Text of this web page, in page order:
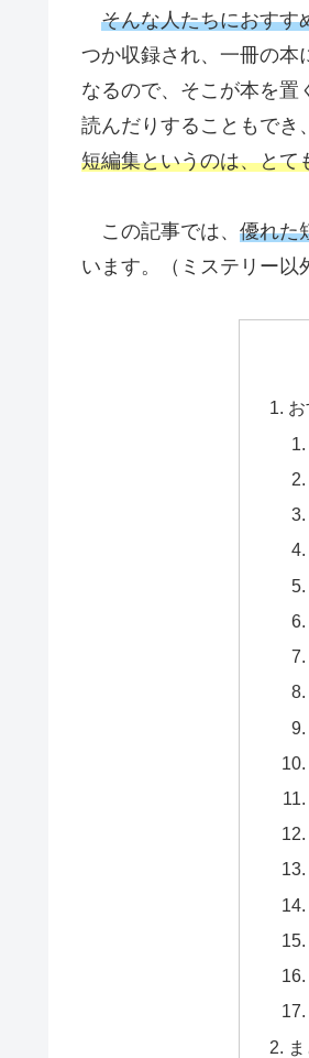
そんな人たちにおすす
つか収録され、一冊の本
なるので、そこが本を置
読んだりすることもでき
短編集というのは、とて
この記事では、 優れた
います。（ミステリー以